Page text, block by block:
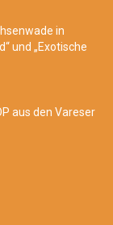
in
und „Exotische
aus den Vareser